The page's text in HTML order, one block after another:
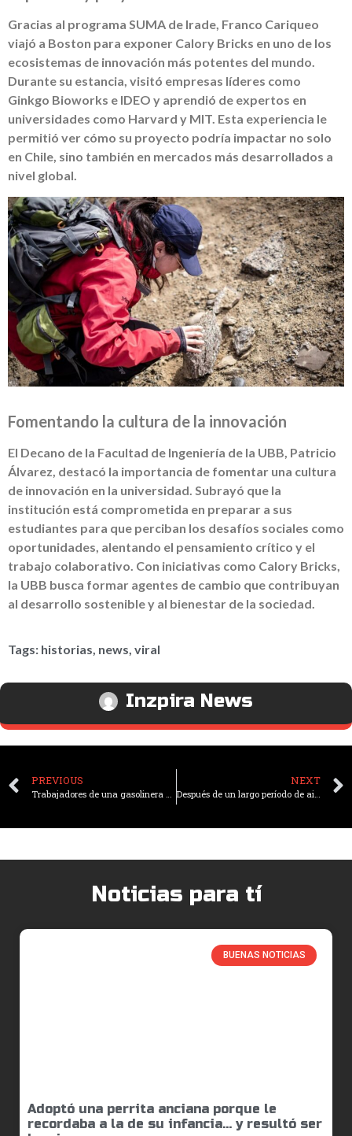
Gracias al programa SUMA de Irade, Franco Cariqueo
viajó a Boston para exponer Calory Bricks en uno de los
ecosistemas de innovación más potentes del mundo.
Durante su estancia, visitó empresas líderes como
Ginkgo Bioworks e IDEO y aprendió de expertos en
universidades como Harvard y MIT. Esta experiencia le
permitió ver cómo su proyecto podría impactar no solo
en Chile, sino también en mercados más desarrollados a
nivel global.
Fomentando la cultura de la innovación
El Decano de la Facultad de Ingeniería de la UBB, Patricio
Álvarez, destacó la importancia de fomentar una cultura
de innovación en la universidad. Subrayó que la
institución está comprometida en preparar a sus
estudiantes para que perciban los desafíos sociales como
oportunidades, alentando el pensamiento crítico y el
trabajo colaborativo. Con iniciativas como Calory Bricks,
la UBB busca formar agentes de cambio que contribuyan
al desarrollo sostenible y al bienestar de la sociedad.
Tags: historias, news, viral
Inzpira News
PREVIOUS
Trabajadores de una gasolinera en Brail crean un «hotel» para perritos callejeros
NEXT
Después de un largo período de aislamiento debido a la pandemia de Covid-19 Corea del Norte reabrirá sus fronteras al turismo
Noticias para tí
BUENAS NOTICIAS
Adoptó una perrita anciana porque le
recordaba a la de su infancia… y resultó ser